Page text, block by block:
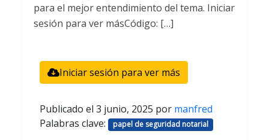
para el mejor entendimiento del tema. Iniciar
sesión para ver másCódigo: […]
Iniciar sesión para ver más
Publicado el 3 junio, 2025 por manfred
Palabras clave:
papel de seguridad notarial